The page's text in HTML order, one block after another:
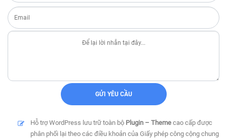
Hỗ trợ WordPress lưu trữ toàn bộ Plugin – Theme cao cấp được
phân phối lại theo các điều khoản của Giấy phép công cộng chung